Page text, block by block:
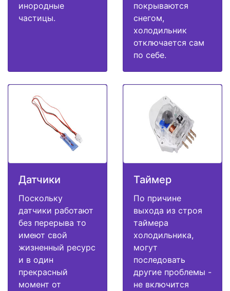
инородные
частицы.
покрываются
снегом,
холодильник
отключается сам
по себе.
Датчики
Поскольку
датчики работают
без перерыва то
имеют свой
жизненный ресурс
и в один
прекрасный
момент от
Таймер
По причине
выхода из строя
таймера
холодильника,
могут
последовать
другие проблемы -
не включится